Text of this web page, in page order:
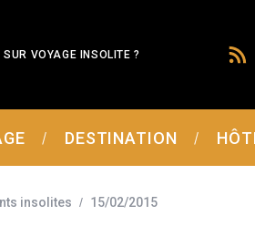
SUR VOYAGE INSOLITE ?
DESTINATION
insolites 15/02/2015